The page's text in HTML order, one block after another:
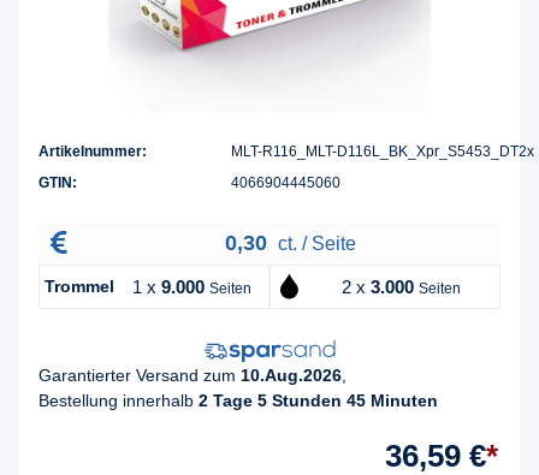
Artikelnummer:
MLT-R116_MLT-D116L_BK_Xpr_S5453_DT2x
GTIN:
4066904445060
0,30 ct. / Seite
Trommel 1 x 9.000 Seiten 2 x 3.000 Seiten
Garantierter Versand zum 10.Aug.2026
Bestellung innerhalb 2 Tage 5 Stunden 45 Minuten
36,59 €*